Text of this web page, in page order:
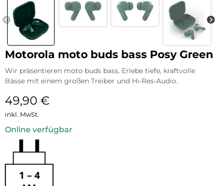
Motorola moto buds bass Posy Green
Wir präsentieren moto buds bass. Erlebe tiefe, kraftvolle
Bässe mit einem großen Treiber und Hi-Res-Audio.
49,90 €
inkl. MwSt.
Online verfügbar